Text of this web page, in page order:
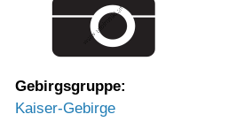
Gebirgsgruppe:
Kaiser-Gebirge